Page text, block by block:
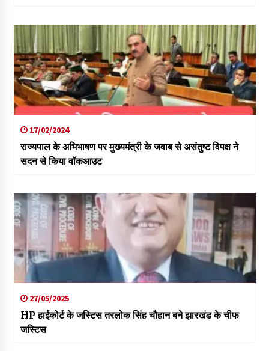
17/02/2024
राज्यपाल के अभिभाषण पर मुख्यमंत्री के जवाब से असंतुष्ट विपक्ष ने
सदन से किया वॉकआउट
27/05/2025
HP हाईकोर्ट के जस्टिस तरलोक सिंह चौहान बने झारखंड के चीफ
जस्टिस